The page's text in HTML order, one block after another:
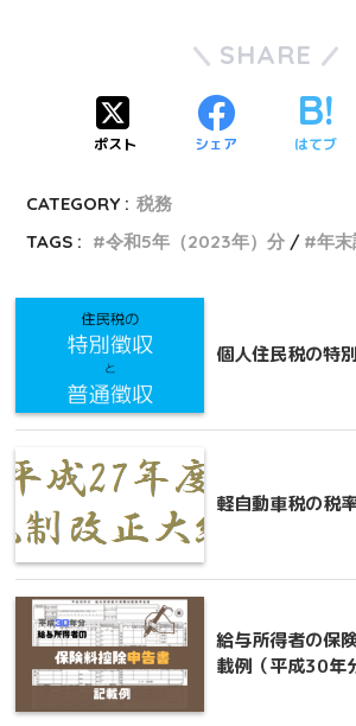
SHARE
ポスト シェア はてブ
CATEGORY : 税務
TAGS :
令和5年（2023年）分 年
個人住民税の特
軽自動車税の税
給与所得者の保
載例（平成30年